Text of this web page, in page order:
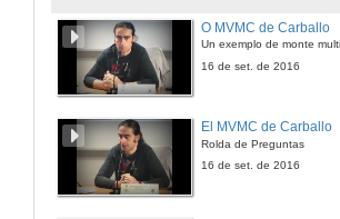
O MVMC de Carballo
Un exemplo de monte
16 de set. de 2016
El MVMC de Carballo
Rolda de Preguntas
16 de set. de 2016